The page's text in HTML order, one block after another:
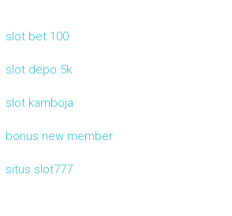
slot bet 100
slot depo 5k
slot kamboja
bonus new member
situs slot777